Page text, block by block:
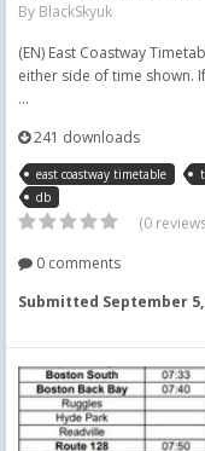
By BlackSkyuk
(EN) East Coastway
either side of time shown.
...
241 downloads
east coastway timetable
db
(0
0 comments
Submitted September 5,